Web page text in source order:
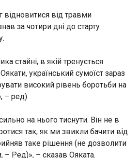
Саксонії
"Зелених"
завдяки голосам
для Німеччини" та
за Барсу за
зважаючи на свій
Барселоні, висловив
з командою за меншу
відновитися від травми
за чотири дні до старту
стайні, в якій тренується
український сумоїст зараз
високий рівень боротьби на
– ред).
на нього тиснути. Він не в
так, як ми звикли бачити від
таке рішення (не дозволити
– Ред)», – сказав Ояката.